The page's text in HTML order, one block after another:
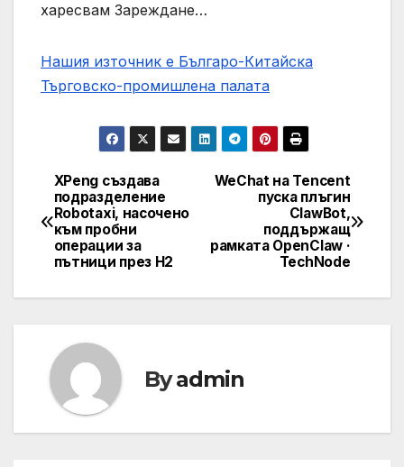
харесвам Зареждане…
Нашия източник е Българо-Китайска
Търговско-промишлена палaта
Post
navigation
WeChat на Tencent
пуска плъгин
ClawBot,
поддържащ
рамката OpenClaw ·
TechNode
XPeng създава
подразделение
Robotaxi, насочено
към пробни
операции за
пътници през H2
Byadmin